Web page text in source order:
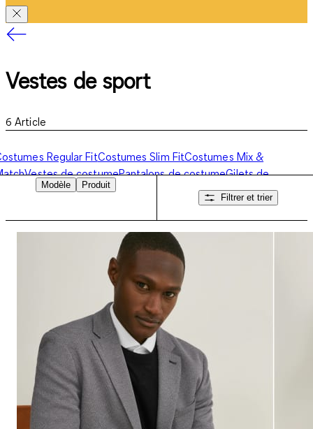
Vestes de sport
6 Article
Regular FitCostumes Slim FitCostumes Mix &
Vestes de costumePantalons de costumeGilets de
Costumes complets Chemises businessVestes de sport
Modèle
Produit
Filtrer et trier